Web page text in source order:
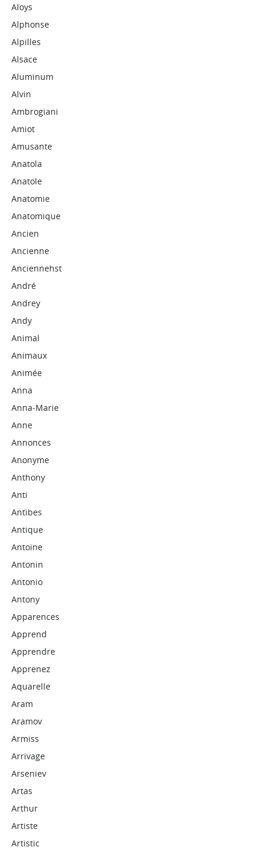
Aloys
Alphonse
Alpilles
Alsace
Aluminum
Alvin
Ambrogiani
Amiot
Amusante
Anatola
Anatole
Anatomie
Anatomique
Ancien
Ancienne
Anciennehst
André
Andrey
Andy
Animal
Animaux
Animée
Anna
Anna-Marie
Anne
Annonces
Anonyme
Anthony
Anti
Antibes
Antique
Antoine
Antonin
Antonio
Antony
Apparences
Apprend
Apprendre
Apprenez
Aquarelle
Aram
Aramov
Armiss
Arrivage
Arseniev
Artas
Arthur
Artiste
Artistic